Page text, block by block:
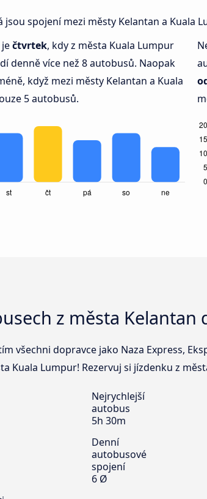
jsou spojení mezi městy Kelantan a Kuala
čtvrtek, kdy z města Kuala Lumpur
denně více než 8 autobusů. Naopak
když mezi městy Kelantan a Kuala
5 autobusů.
z města
všechni dopravce jako Naza Express,
Kuala Lumpur! Rezervuj si jízdenku z
Nejrychlejší
autobus
5h 30m
Denní
autobusové
spojení
6 Ø